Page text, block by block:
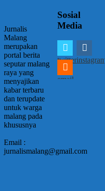
Jurnalis
Malang
merupakan
portal berita
seputar malang
raya yang
menyajikan
kabar terbaru
dan terupdate
untuk warga
malang pada
khususnya
Email :
jurnalismalang@gmail.com
Sosial
Media
twitterinstagram
email